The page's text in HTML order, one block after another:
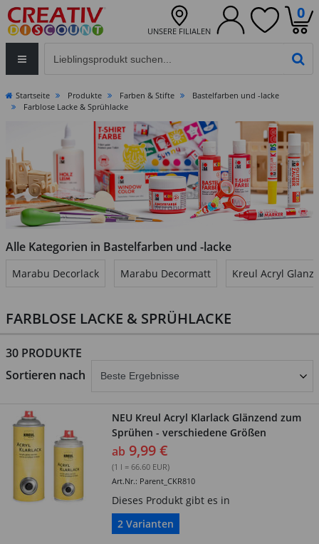
UNSERE FILIALEN
0
Startseite Produkte Farben & Stifte
Bastelfarben und -lacke
Farblose Lacke & Sprühlacke
Alle Kategorien in Bastelfarben und -lacke
Marabu Decorlack Marabu Decormatt Kreul Acryl
FARBLOSE LACKE & SPRÜHLACKE
30 PRODUKTE
Sortieren nach
NEU Kreul Acryl Klarlack Glänzend zum
Sprühen - verschiedene Größen
ab 9,99 €
(1 l = 66.60 EUR)
Art.Nr.: Parent_CKR810
Dieses Produkt gibt es in
2 Varianten